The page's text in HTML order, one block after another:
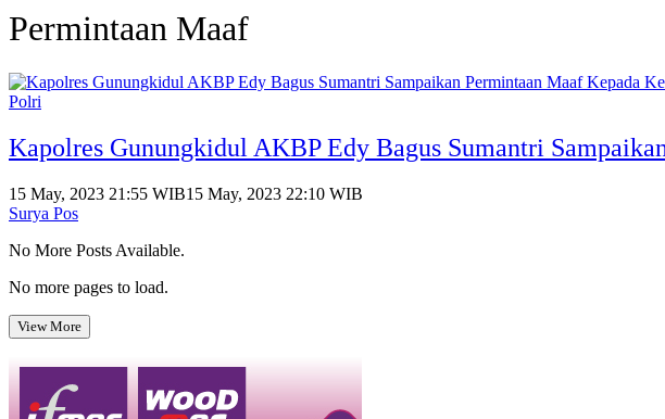
Permintaan Maaf
Polri
Kapolres Gunungkidul AKBP Edy Bagus Sumantri
15 May, 2023 21:55 WIB15 May, 2023 22:10 WIB
Surya Pos
No More Posts Available.
No more pages to load.
View More